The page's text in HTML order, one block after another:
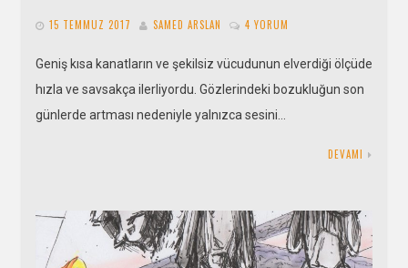
15 TEMMUZ 2017 SAMED ARSLAN 4 YORUM
Geniş kısa kanatların ve şekilsiz vücudunun elverdiği ölçüde
hızla ve savsakça ilerliyordu. Gözlerindeki bozukluğun son
günlerde artması nedeniyle yalnızca sesini…
DEVAMI